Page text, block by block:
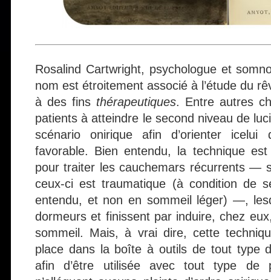
Rosalind Cartwright, psychologue et
nom est étroitement associé à l’étude du
à des fins thérapeutiques. Entre autres
patients à atteindre le second niveau de
scénario onirique afin d’orienter
favorable. Bien entendu, la technique est
pour traiter les cauchemars récurrents —
ceux-ci est traumatique (à condition de
entendu, et non en sommeil léger) —,
dormeurs et finissent par induire, chez
sommeil. Mais, à vrai dire, cette
place dans la boîte à outils de tout type
afin d’être utilisée avec tout type de